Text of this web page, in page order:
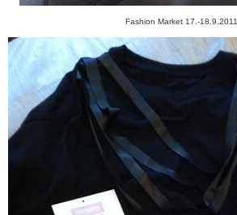
Fashion Market 17.-18.9.2011